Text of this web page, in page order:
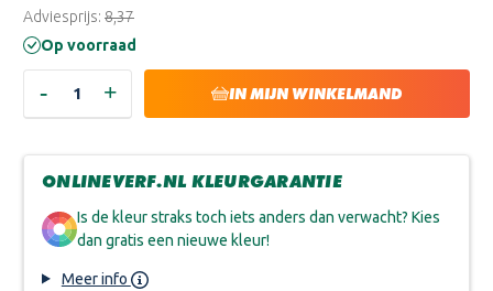
Adviesprijs: €8,37
Op voorraad
HOEVEELHEID
VAN
SPONS
BRITE)
- HOEVEELHEID
VAN
SPONS
BRITE)
+ IN MIJN WINKELMAND
ONLINEVERF.NL KLEURGARANTIE
Is de kleur straks toch iets anders dan verwacht? Kies
dan gratis een nieuwe kleur!
Meer info